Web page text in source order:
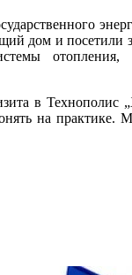
дом и посетили
в
на практике.